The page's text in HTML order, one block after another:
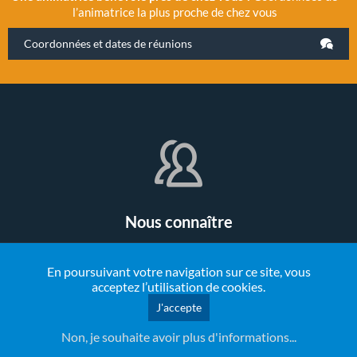
En poursuivant votre navigation sur ce site, vous
acceptez l’utilisation de cookies.
J'accepte
Non, je souhaite avoir plus d'informations...
l’animatrice la plus proche de chez vous
Coordonnées et dates de réunions
Nous connaître
reconnue d'intérêt général pour ses activités à caractère
éducatif, social et familial.
Nous connaître